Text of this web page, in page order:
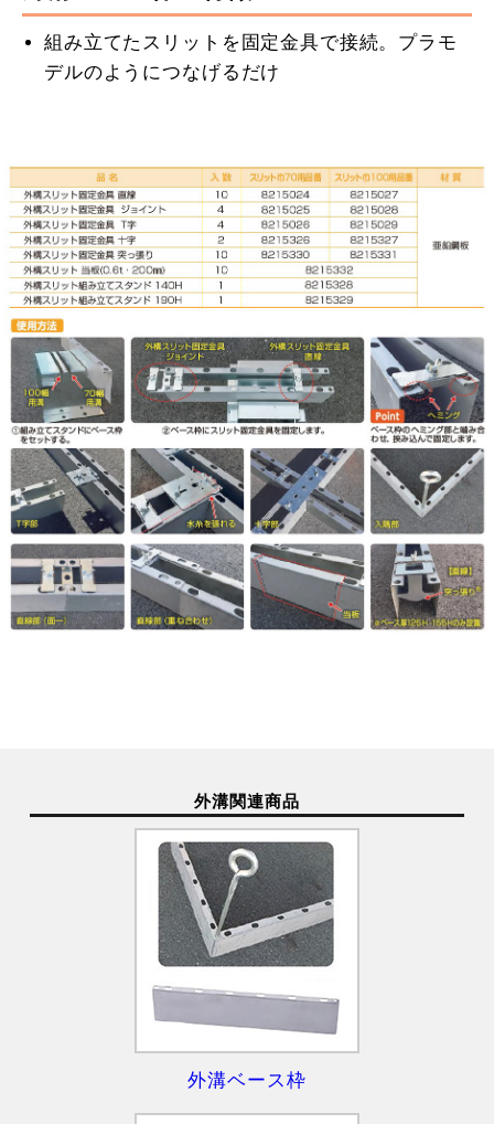
組み立てたスリットを固定金具で接続。プラモ
デルのようにつなげるだけ
外溝関連商品
外溝ベース枠